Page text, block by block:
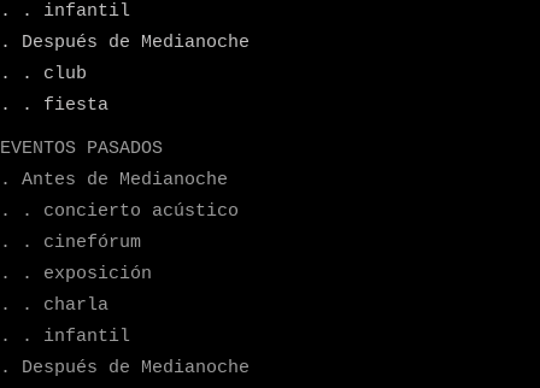
. . infantil
. Después de Medianoche
. . club
. . fiesta
EVENTOS PASADOS
. Antes de Medianoche
. . concierto acústico
. . cinefórum
. . exposición
. . charla
. . infantil
. Después de Medianoche